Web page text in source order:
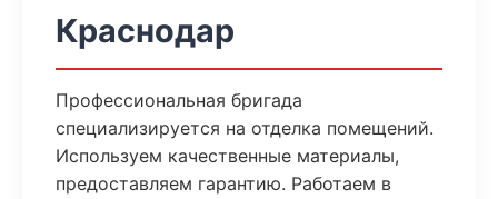
Краснодар
Профессиональная бригада
специализируется на отделка помещений.
Используем качественные материалы,
предоставляем гарантию. Работаем в